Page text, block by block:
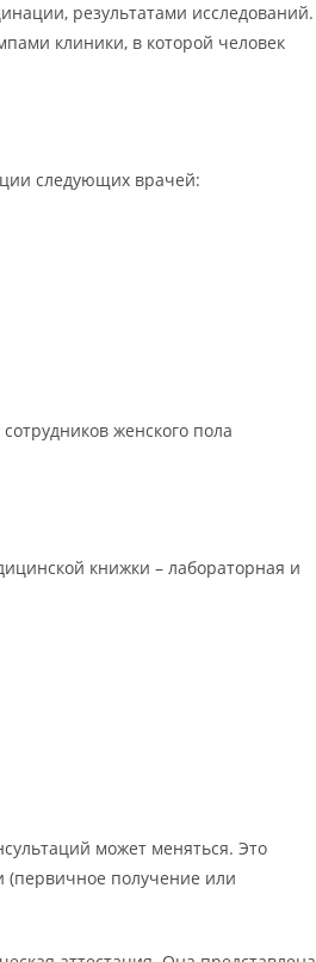
результатами исследований.
клиники, в которой человек
следующих врачей:
женского пола
книжки – лабораторная и
может меняться. Это
(первичное получение или